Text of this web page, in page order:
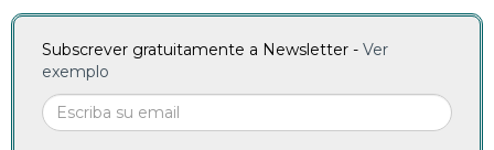
Subscrever gratuitamente a Newsletter - Ver
exemplo